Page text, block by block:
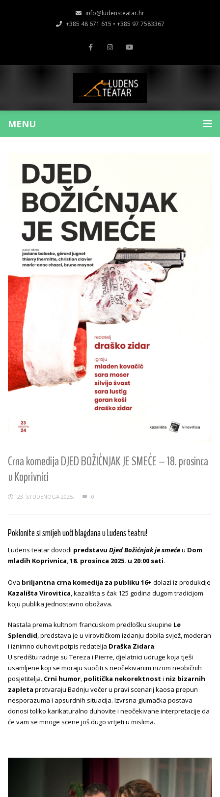
info@ludensteatar.hr
+385 48 671 615 • +385 97 7583367
MENU
Crna komedija DJED BOŽIĆNJAK JE SMEĆE – 18. prosinca
u Koprivnici
23. STUDENOGA 2025. 0
Poklonite si smijeh uoči blagdana u Ludens teatru!
Ludens teatar dovodi predstavu Djed Božićnjak je smećeu Dom
mladih Koprivnica,18. prosinca 2025. u 20:00 sati.
Ova briljantna crna komedija za publiku 16+ dolazi iz produkcije
Kazališta Virovitica, kazališta s čak 125 godina dugom tradicijom
koju publika jednostavno obožava.
Nastala prema kultnom francuskom predlošku skupine Le
Splendid, predstava je u virovitičkom izdanju dobila svjež, moderan
i iznimno duhovit potpis redatelja Draška Zidara.
U središtu radnje su Tereza i Pierre, djelatnici udruge koja tješi
usamljene koji se moraju suočiti s neočekivanim nizom neobičnih
posjetitelja. Crni humor, politička nekorektnost i niz bizarnih
zapleta pretvaraju Badnju večer u pravi scenarij kaosa prepun
nesporazuma i apsurdnih situacija. Izvrsna glumačka postava
donosi toliko karikaturalno duhovite i neočekivane interpretacije da
će vam se mnoge scene još dugo vrtjeti u mislima.